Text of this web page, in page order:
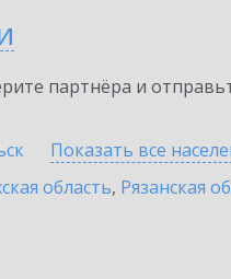
партнёра и
Показать все
область, Рязанская